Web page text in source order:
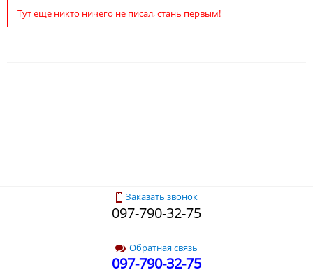
Тут еще никто ничего не писал, стань первым!
Заказать звонок
097-790-32-75
Обратная связь
097-790-32-75